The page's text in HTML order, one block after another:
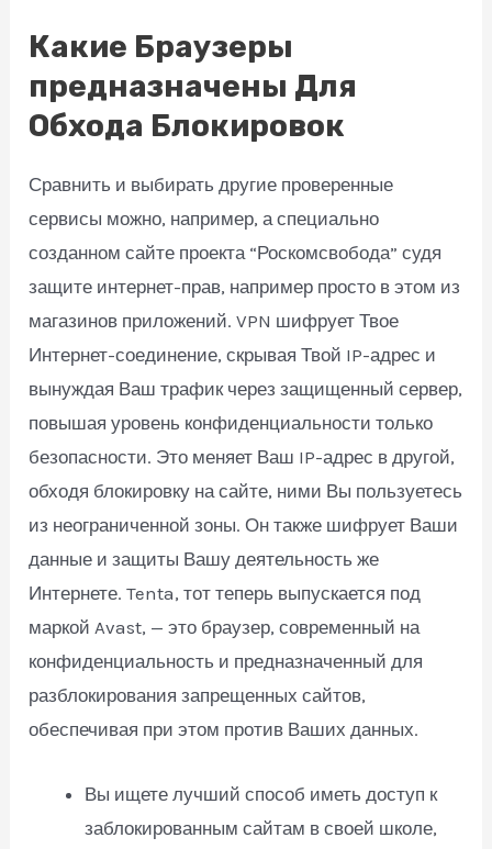
Какие Браузеры
предназначены Для
Обхода Блокировок
Сравнить и выбирать другие проверенные
сервисы можно, например, а специально
созданном сайте проекта “Роскомсвобода” судя
защите интернет-прав, например просто в этом из
магазинов приложений. VPN шифрует Твое
Интернет-соединение, скрывая Твой IP-адрес и
вынуждая Ваш трафик через защищенный сервер,
повышая уровень конфиденциальности только
безопасности. Это меняет Ваш IP-адрес в другой,
обходя блокировку на сайте, ними Вы пользуетесь
из неограниченной зоны. Он также шифрует Ваши
данные и защиты Вашу деятельность же
Интернете. Tenta, тот теперь выпускается под
маркой Avast, — это браузер, современный на
конфиденциальность и предназначенный для
разблокирования запрещенных сайтов,
обеспечивая при этом против Ваших данных.
Вы ищете лучший способ иметь доступ к
заблокированным сайтам в своей школе,